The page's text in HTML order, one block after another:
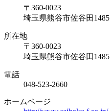
〒360-0023
埼玉県熊谷市佐谷田1485
所在地
〒360-0023
埼玉県熊谷市佐谷田1485
電話
048-523-2660
ホームページ